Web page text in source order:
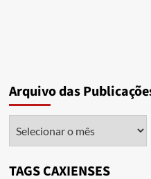
Arquivo das
TAGS CAXIENSES